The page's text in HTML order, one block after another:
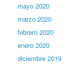
mayo 2020
marzo 2020
febrero 2020
enero 2020
diciembre 2019